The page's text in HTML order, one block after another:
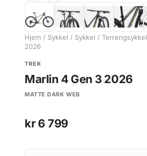
Hjem / Sykkel / Sykkel / Terrengsykkel
2026
TREK
Marlin 4 Gen 3 2026
MATTE DARK WEB
kr6 799